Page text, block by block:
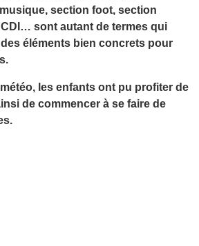
section foot, section
sont autant de termes qui
éléments bien concrets pour
les enfants ont pu profiter de
de commencer à se faire de